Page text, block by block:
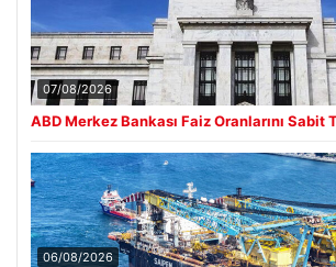
07/08/2026
ABD Merkez Bankası Faiz Oranlarını Sabit
06/08/2026